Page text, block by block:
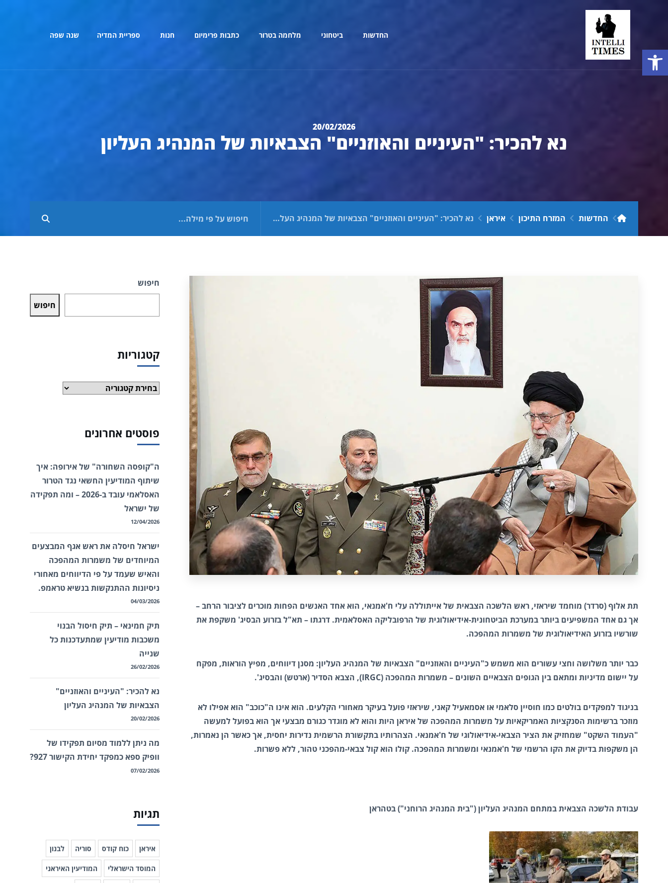
החדשות ביטחוני מלחמה בטרור כתבות פרימיום חנות ספריית המדיה שנה שפה
20/02/2026
נא להכיר: "העיניים והאוזניים" הצבאיות של המנהיג העליון
החדשות המזרח התיכון איראן נא להכיר: "העיניים והאוזניים" הצבאיות של המנהיג העליון
תת אלוף (סרדר) מוחמד שיראזי, ראש הלשכה הצבאית של אייתוללה עלי ח'אמנאי, הוא אחד האנשים הפחות מוכרים לציבור הרחב –
אך גם אחד המשפיעים ביותר במערכת הביטחונית-אידיאולוגית של הרפובליקה האסלאמית. דרגתו – תא"ל בזרוע הבסיג' משקפת את
שורשיו בזרוע האידיאולוגית של משמרות המהפכה.
כבר יותר משלושה וחצי עשורים הוא משמש כ"העיניים והאוזניים" הצבאיות של המנהיג העליון: מסנן דיווחים, מפיץ הוראות, מפקח
על יישום מדיניות ומתאם בין הגופים הצבאיים השונים – משמרות המהפכה (IRGC), הצבא הסדיר (ארטש) והבסיג'.
בניגוד למפקדים בולטים כמו חוסיין סלאמי או אסמאעיל קאני, שיראזי פועל בעיקר מאחורי הקלעים. הוא אינו ה"כוכב" הוא אפילו לא
מוזכר ברשימות הסנקציות האמריקאיות על משמרות המהפכה של איראן היות והוא לא מוגדר כגורם מבצעי אך הוא בפועל למעשה
"העמוד השקט" שמחזיק את הציר הצבאי-אידיאולוגי של ח'אמנאי. הצהרותיו בתקשורת הרשמית נדירות יחסית, אך כאשר הן נאמרות,
הן משקפות בדיוק את הקו הרשמי של ח'אמנאי ומשמרות המהפכה. קולו הוא קול צבאי-מהפכני טהור, ללא פשרות.
עבודת הלשכה הצבאית במתחם המנהיג העליון ("בית המנהיג הרוחני")בטהראן
חיפוש
חיפוש
קטגוריות
קטגוריות
פוסטים אחרונים
ה"קופסה השחורה" של אירופה: איך
שיתוף המודיעין החשאי נגד הטרור
האסלאמי עובד ב-2026 – ומה תפקידה
של ישראל
12/04/2026
ישראל חיסלה את ראש אגף המבצעים
המיוחדים של משמרות המהפכה
והאיש שעמד על פי הדיווחים מאחורי
ניסיונות ההתנקשות בנשיא טראמפ.
04/03/2026
תיק חמינאי – תיק חיסול הבנוי
משכבות מודיעין שמתעדכנות כל
שנייה
26/02/2026
נא להכיר: "העיניים והאוזניים"
הצבאיות של המנהיג העליון
20/02/2026
מה ניתן ללמוד מסיום תפקידו של
וופיק ספא כמפקד יחידת הקישור 927?
07/02/2026
תגיות
איראן כוח קודס סוריה לבנון
המוסד הישראלי המודיעין האיראני
פתח סרגל נגישות